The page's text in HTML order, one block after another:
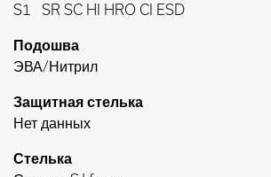
S1
SR SC HI HRO CI ESD
Подошва
ЭВА/Нитрил
Защитная стелька
Нет данных
Стелька